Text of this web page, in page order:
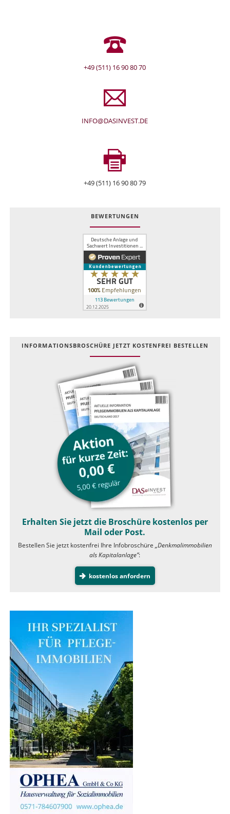
+49 (511) 16 90 80 70
INFO@DASINVEST.DE
+49 (511) 16 90 80 79
BEWERTUNGEN
INFOR­MATIONS­BROSCHÜRE JETZT KOSTEN­FREI BESTELLEN
Erhalten Sie jetzt die Broschüre kostenlos per
Mail oder Post.
Bestellen Sie jetzt kostenfrei Ihre Infobroschüre „Denkmalimmobilien
als Kapitalanlage”:
kostenlos anfordern